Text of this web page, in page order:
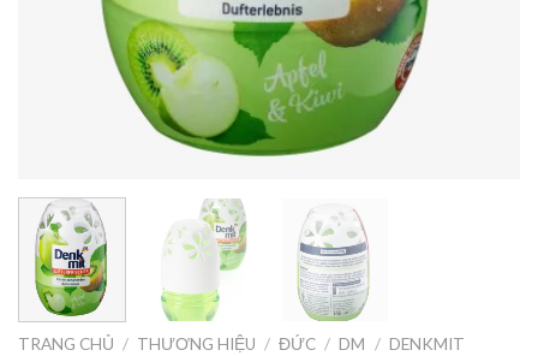
TRANG CHỦ / THƯƠNG HIỆU / ĐỨC / DM / DENKMIT